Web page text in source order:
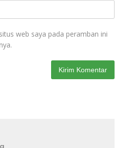
web saya pada peramban ini